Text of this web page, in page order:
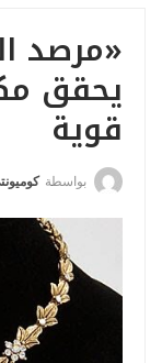
«مرصد
يحقق
قوية
بواسطة